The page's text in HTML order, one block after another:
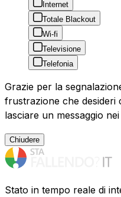
Internet
Totale Blackout
Wi-fi
Televisione
Telefonia
Grazie per la
frustrazione che desideri
lasciare un messaggio
Chiudere
Stato in tempo reale di